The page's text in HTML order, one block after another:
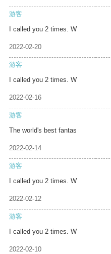
游客
I called you 2 times. W
2022-02-20
游客
I called you 2 times. W
2022-02-16
游客
The world's best fantas
2022-02-14
游客
I called you 2 times. W
2022-02-12
游客
I called you 2 times. W
2022-02-10